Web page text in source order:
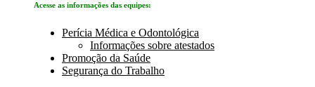
Acesse as informações das equipes:
Perícia Médica e Odontológica
Informações sobre atestados
Promoção da Saúde
Segurança do Trabalho